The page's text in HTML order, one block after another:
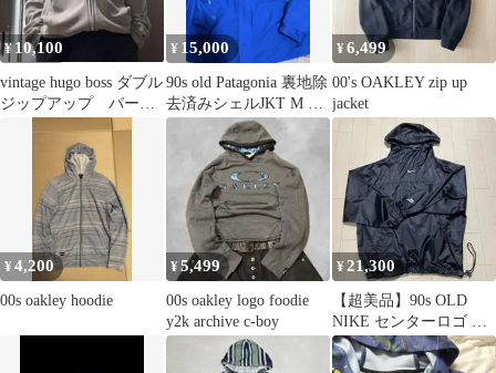
¥ 10,100
vintage hugo boss ダブル
ジップアップ パーカ
¥ 15,000
90s old Patagonia 裏地除
去済みシェルJKT M 旧
パタ 台湾製
¥6,499
00's OAKLEY zip up
jacket
¥4,200
00s oakley hoodie
¥5,499
00s oakley logo foodie
y2k archive c-boy
¥21,300
【超美品】90s OLD
NIKE センターロゴ ア
ノラックパーカー ブラ
ック